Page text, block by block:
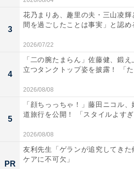
3
花乃まりあ、趣里の夫・三山凌輝
間を過ごしたことは事実」と認
2026/07/22
4
「二の腕たまらん」佐藤健、鍛
立つタンクトップ姿を披露！ 「
2026/08/08
5
「顔ちっっちゃ！」藤田ニコル
道旅行を公開！ 「スタイルよす
2026/08/08
PR
友利先生「ゲランが追究してきた
ケアに不可欠」